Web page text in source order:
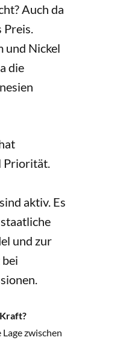
Auch da
Preis.
und Nickel
die
Priorität.
aktiv. Es
und zur
zwischen